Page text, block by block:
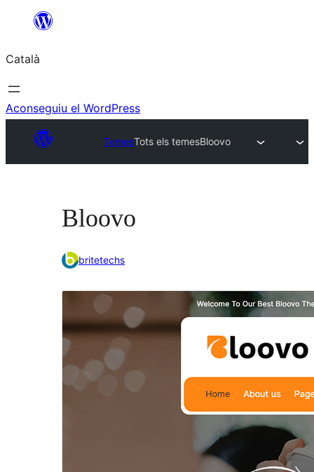
contingut
Català
Aconseguiu el WordPress
TemesTots els temesBloovo
Bloovo
britetechs